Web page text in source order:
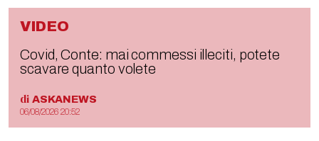
VIDEO
Covid, Conte: mai commessi illeciti, potete
scavare quanto volete
di ASKANEWS
06/08/2026 20:52